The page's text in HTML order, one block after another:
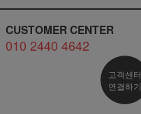
CUSTOMER CENTER
010 2440 4642
고객센터
연결하기